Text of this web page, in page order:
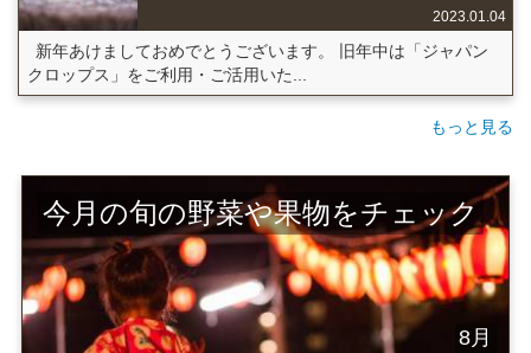
2023.01.04
新年あけましておめでとうございます。 旧年中は「ジャパン
クロップス」をご利用・ご活用いた...
もっと見る
今月の旬の野菜や果物をチェック
8月